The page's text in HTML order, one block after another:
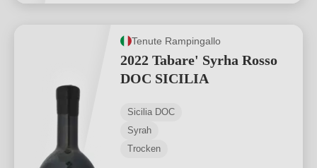
Tenute Rampingallo
2022 Tabare' Syrha Rosso
DOC SICILIA
Sicilia DOC
Syrah
Trocken